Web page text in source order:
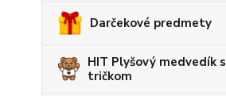
Darčekové predmety
HIT Plyšový medvedík s
tričkom